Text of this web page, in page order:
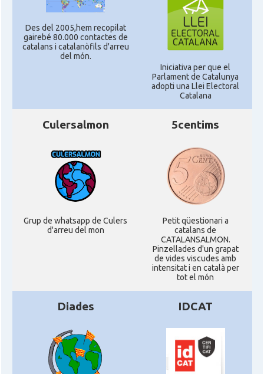
Des del 2005,hem recopilat
gairebé 80.000 contactes de
catalans i catalanòfils d'arreu
del món.
Iniciativa per que el
Parlament de Catalunya
adopti una Llei Electoral
Catalana
Culersalmon
Grup de whatsapp de Culers
d'arreu del mon
5centims
Petit qüestionari a
catalans de
CATALANSALMON.
Pinzellades d'un grapat
de vides viscudes amb
intensitat i en català per
tot el món
Diades IDCAT